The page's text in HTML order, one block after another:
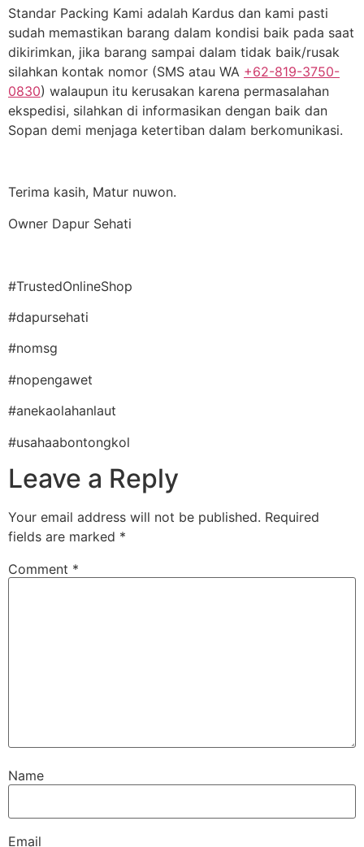
Standar Packing Kami adalah Kardus dan kami pasti
sudah memastikan barang dalam kondisi baik pada saat
dikirimkan, jika barang sampai dalam tidak baik/rusak
silahkan kontak nomor (SMS atau WA +62-819-3750-
0830) walaupun itu kerusakan karena permasalahan
ekspedisi, silahkan di informasikan dengan baik dan
Sopan demi menjaga ketertiban dalam berkomunikasi.
Terima kasih, Matur nuwon.
Owner Dapur Sehati
#TrustedOnlineShop
#dapursehati
#nomsg
#nopengawet
#anekaolahanlaut
#usahaabontongkol
Leave a Reply
Your email address will not be published. Required
fields are marked *
Comment *
Name
Email